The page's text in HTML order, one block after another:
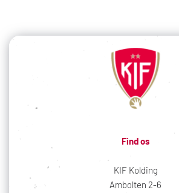
Find os
KIF Kolding
Ambolten 2-6